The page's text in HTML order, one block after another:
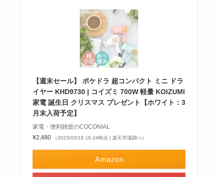
【週末セール】 ポケドラ 超コンパクト ミニ ドラ
イヤー KHD9730 | コイズミ 700W 軽量 KOIZUMI
家電 誕生日 クリスマス プレゼント【ホワイト：3
月末入荷予定】
家電・便利雑貨のCOCONIAL
¥2,480
（2023/03/18 16:24時点 | 楽天市場調べ）
Amazon